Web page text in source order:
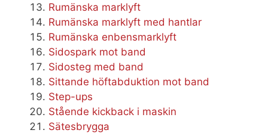
Rumänska marklyft
Rumänska marklyft med hantlar
Rumänska enbensmarklyft
Sidospark mot band
Sidosteg med band
Sittande höftabduktion mot band
Step-ups
Stående kickback i maskin
Sätesbrygga